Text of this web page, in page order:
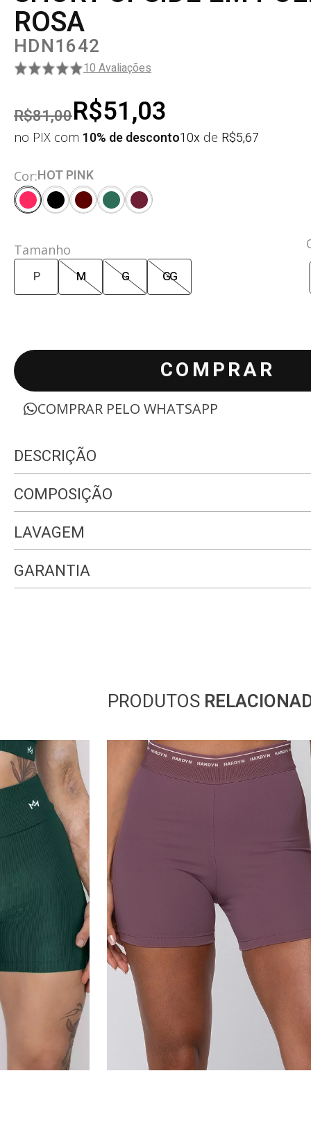
ROSA
HDN1642
10 Avaliações
R$81,00R$51,03
no PIX com 10% de desconto10x de R$5,67
Cor:HOT PINK
Tamanho
P M G GG
COMPRAR
COMPRAR PELO WHATSAPP
DESCRIÇÃO
COMPOSIÇÃO
LAVAGEM
GARANTIA
PRODUTOS